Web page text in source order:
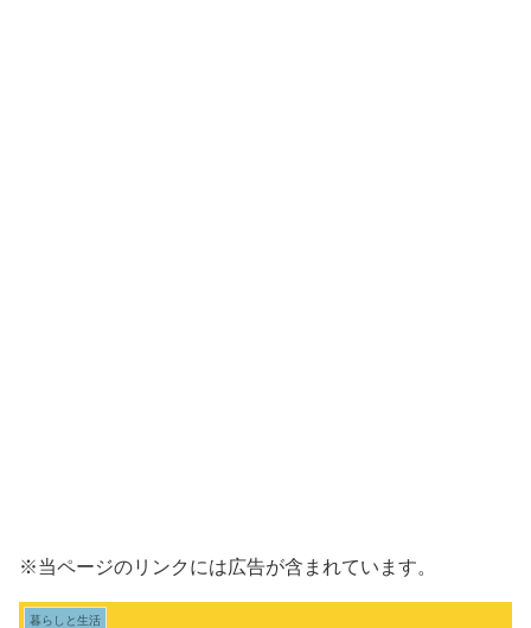
※当ページのリンクには広告が含まれています。
暮らしと生活